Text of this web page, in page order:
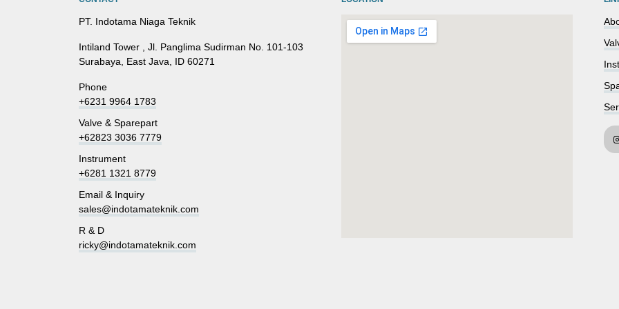
PT. Indotama Niaga Teknik
Intiland Tower , Jl. Panglima Sudirman No. 101-103
Surabaya, East Java, ID 60271
Phone
+6231 9964 1783
Valve & Sparepart
+62823 3036 7779
Instrument
+6281 1321 8779
Email & Inquiry
sales@indotamateknik.com
R & D
ricky@indotamateknik.com